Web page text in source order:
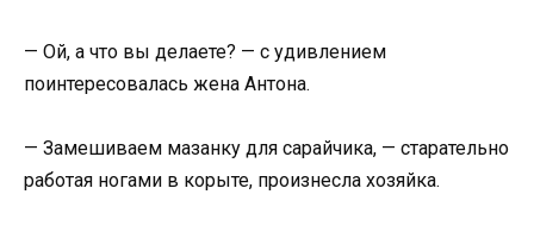
— Ой, а что вы делаете? — с удивлением
поинтересовалась жена Антона.
— Замешиваем мазанку для сарайчика, — старательно
работая ногами в корыте, произнесла хозяйка.